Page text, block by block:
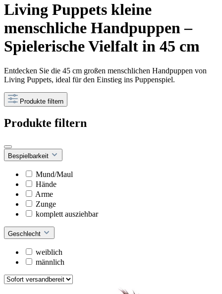
Living Puppets kleine
menschliche Handpuppen –
Spielerische Vielfalt in 45 cm
Entdecken Sie die 45 cm großen menschlichen Handpuppen von
Living Puppets, ideal für den Einstieg ins Puppenspiel.
Produkte filtern
Produkte filtern
Bespielbarkeit
Mund/Maul
Hände
Arme
Zunge
komplett ausziehbar
Geschlecht
weiblich
männlich